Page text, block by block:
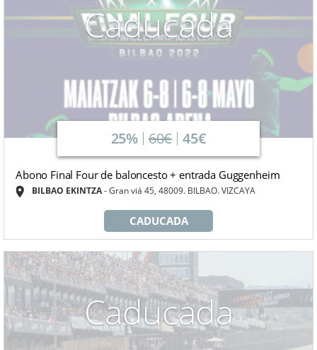
Caducada
25% 60€ 45€
Abono Final Four de baloncesto + entrada Guggenheim
BILBAO EKINTZA Gran viá 45, 48009. BILBAO. VIZCAYA
CADUCADA
Caducada